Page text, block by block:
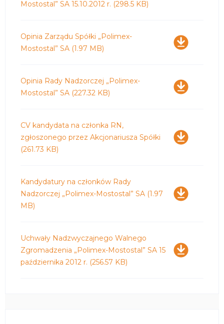
Mostostal” SA 15.10.2012 r. (298.5 KB)
Pobierz
Opinia Zarządu Spółki „Polimex-
Mostostal” SA (1.97 MB)
Pobierz
Opinia Rady Nadzorczej „Polimex-
Mostostal” SA (227.32 KB)
Pobierz
CV kandydata na członka RN,
zgłoszonego przez Akcjonariusza Spółki
(261.73 KB)
Pobierz
Kandydatury na członków Rady
Nadzorczej „Polimex-Mostostal” SA (1.97
MB)
Pobierz
Uchwały Nadzwyczajnego Walnego
Zgromadzenia „Polimex-Mostostal” SA 15
października 2012 r. (256.57 KB)